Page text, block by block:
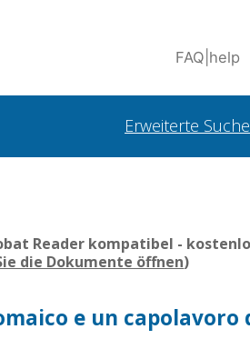
FAQ help
Erweiterte Suche
Reader kompatibel -
die Dokumente öffnen)
e un capolavoro